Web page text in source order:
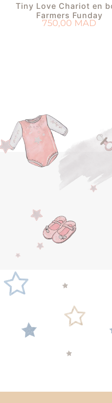
Tiny Love Chariot en
Farmers Funday
750,00 MAD